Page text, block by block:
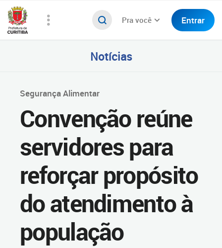
Pra você Entrar
Notícias
Segurança Alimentar
Convenção reúne
servidores para
reforçar propósito
do atendimento à
população